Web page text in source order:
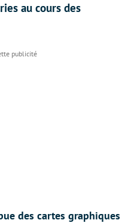
au cours des
des cartes graphiques